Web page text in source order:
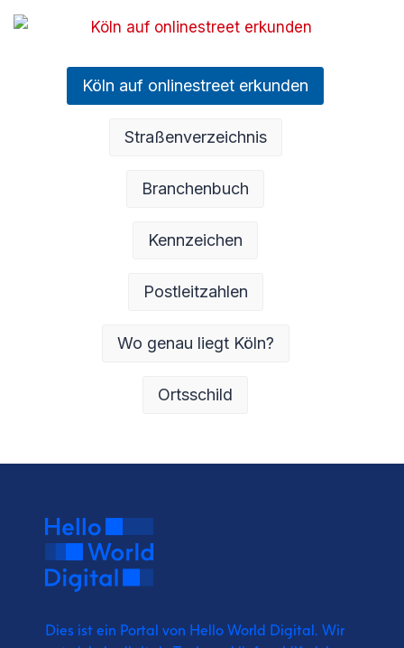
Köln auf onlinestreet erkunden
Straßenverzeichnis
Branchenbuch
Kennzeichen
Postleitzahlen
Wo genau liegt Köln?
Ortsschild
Dies ist ein Portal von Hello World Digital. Wir